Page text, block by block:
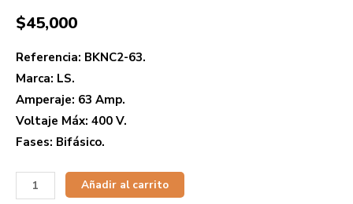
$45,000
Referencia: BKNC2-63.
Marca: LS.
Amperaje: 63 Amp.
Voltaje Máx: 400 V.
Fases: Bifásico.
Añadir al carrito